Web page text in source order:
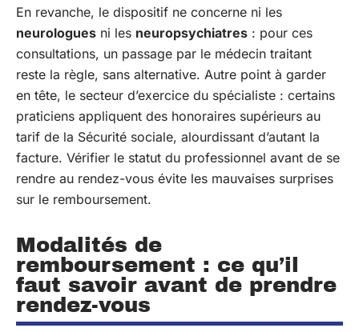
En revanche, le dispositif ne concerne ni les
neurologues ni les neuropsychiatres : pour ces
consultations, un passage par le médecin traitant
reste la règle, sans alternative. Autre point à garder
en tête, le secteur d’exercice du spécialiste : certains
praticiens appliquent des honoraires supérieurs au
tarif de la Sécurité sociale, alourdissant d’autant la
facture. Vérifier le statut du professionnel avant de se
rendre au rendez-vous évite les mauvaises surprises
sur le remboursement.
Modalités de
remboursement : ce qu’il
faut savoir avant de prendre
rendez-vous